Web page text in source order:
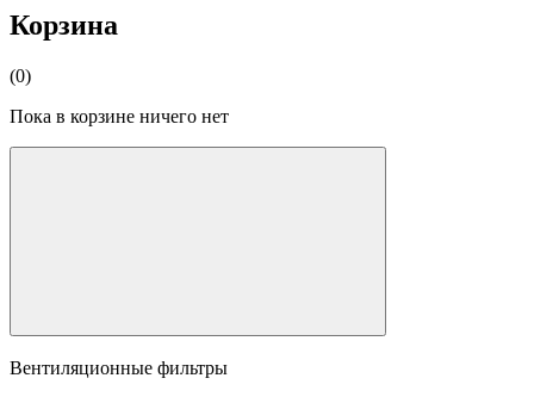
Корзина
(0)
Пока в корзине ничего нет
Вентиляционные фильтры